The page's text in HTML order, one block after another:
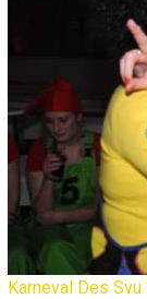
Karneval Des